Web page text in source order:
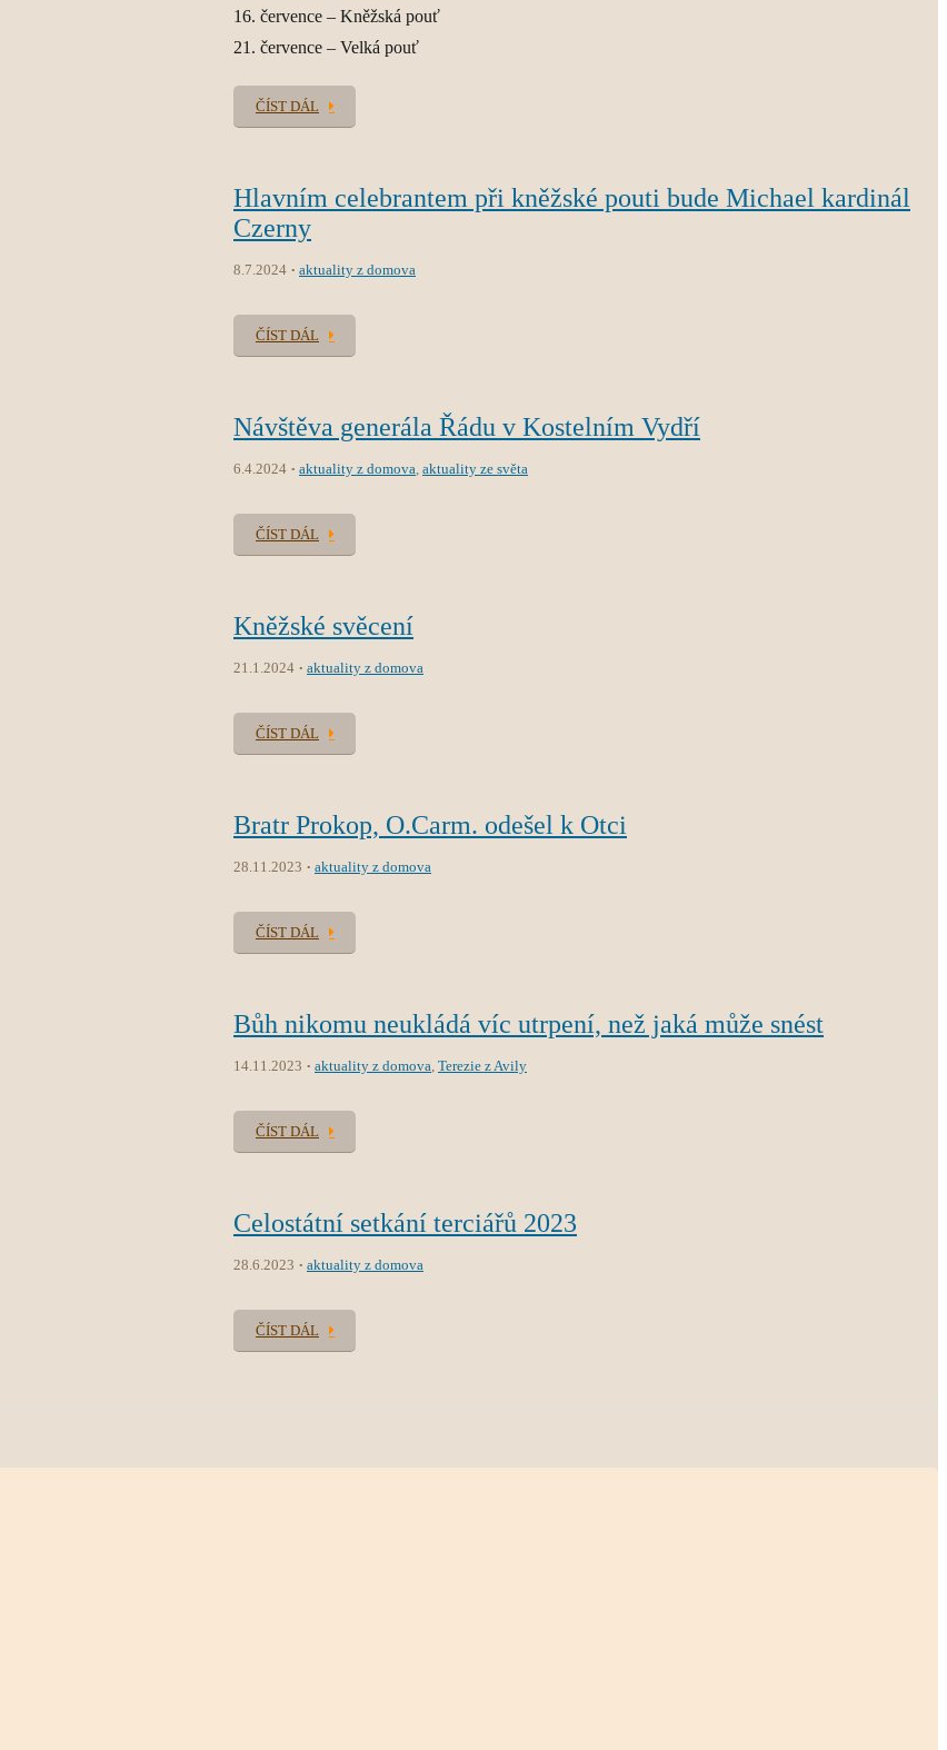
16. července – Kněžská pouť
21. července – Velká pouť
ČÍST DÁL
Hlavním celebrantem při kněžské pouti bude Michael kardinál
Czerny
8.7.2024 aktuality z domova
ČÍST DÁL
Návštěva generála Řádu v Kostelním Vydří
6.4.2024 aktuality z domova, aktuality ze světa
ČÍST DÁL
Kněžské svěcení
21.1.2024 aktuality z domova
ČÍST DÁL
Bratr Prokop, O.Carm. odešel k Otci
28.11.2023 aktuality z domova
ČÍST DÁL
Bůh nikomu neukládá víc utrpení, než jaká může snést
14.11.2023 aktuality z domova, Terezie z Avily
ČÍST DÁL
Celostátní setkání terciářů 2023
28.6.2023 aktuality z domova
ČÍST DÁL